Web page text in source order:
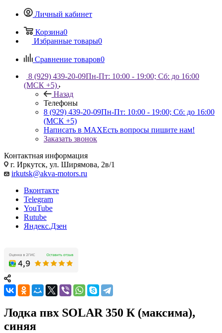
Личный кабинет
Корзина0
Избранные товары0
Сравнение товаров0
8 (929) 439-20-09Пн-Пт: 10:00 - 19:00; Сб: до 16:00
(МСК +5)
Назад
Телефоны
8 (929) 439-20-09Пн-Пт: 10:00 - 19:00; Сб: до 16:00
(МСК +5)
Написать в MAXЕсть вопросы пишите нам!
Заказать звонок
Контактная информация
г. Иркутск, ул. Ширямова, 2в/1
irkutsk@akva-motors.ru
Вконтакте
Telegram
YouTube
Rutube
Яндекс.Дзен
Лодка пвх SOLAR 350 К (максима),
синяя